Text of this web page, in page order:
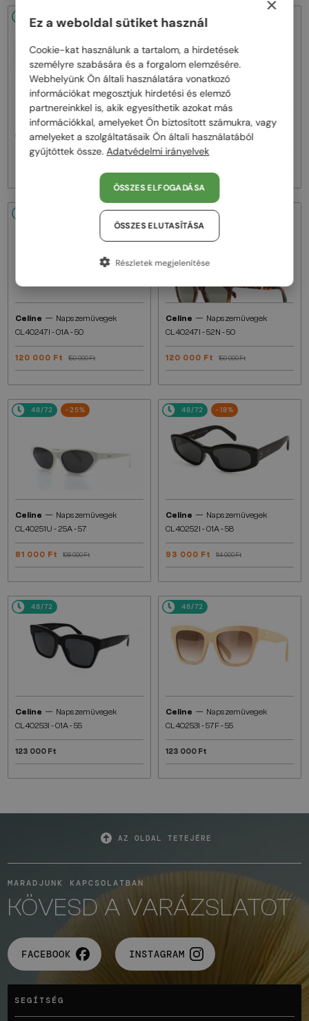
48/72 -20%
Celine—Napszemüvegek
CL40242I - 01B - 53
48/72
Celine— Napszemüvegek
CL40246U-Y - 30N - 59
Celine — Napszemüvegek
CL40247I - 01A - 50
120 000 Ft 150 000 Ft
48/72 -20%
Celine — Napszemüvegek
CL40247I - 52N - 50
120 000 Ft 150 000 Ft
48/72 -25%
Celine — Napszemüvegek
CL40251U - 25A - 57
81 000 Ft 108 000 Ft
48/72 -18%
Celine — Napszemüvegek
CL40252I - 01A - 58
93 000 Ft 114 000 Ft
48/72
Celine — Napszemüvegek
CL40253I - 01A - 55
123 000 Ft
48/72
Celine — Napszemüvegek
CL40253I - 57F - 55
123 000 Ft
AZ OLDAL TETEJÉRE
MARADJUNK KAPCSOLATBAN
KÖVESD A VARÁZSLATOT
FACEBOOK INSTAGRAM
SEGÍTSÉG
×
Ez a weboldal sütiket használ
Cookie-kat használunk a tartalom, a hirdetések
személyre szabására és a forgalom elemzésére.
Webhelyünk Ön általi használatára vonatkozó
információkat megosztjuk hirdetési és elemző
partnereinkkel is, akik egyesíthetik azokat más
információkkal, amelyeket Ön biztosított számukra, vagy
amelyeket a szolgáltatásaik Ön általi használatából
gyűjtöttek össze. Adatvédelmi irányelvek
ÖSSZES ELFOGADÁSA
ÖSSZES ELUTASÍTÁSA
Részletek megjelenítése